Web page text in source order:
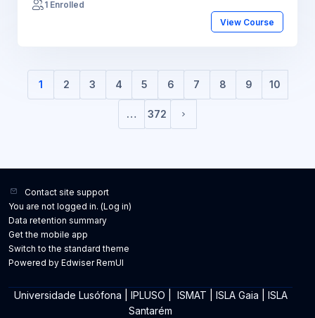
1 Enrolled
View Course
1
(current)
2 3 4 5 6 7 8 9 10
… 372
Contact site support
You are not logged in. (Log in)
Data retention summary
Get the mobile app
Switch to the standard theme
Powered by Edwiser RemUI
Universidade Lusófona IPLUSO ISMAT ISLA Gaia
ISLA
Santarém